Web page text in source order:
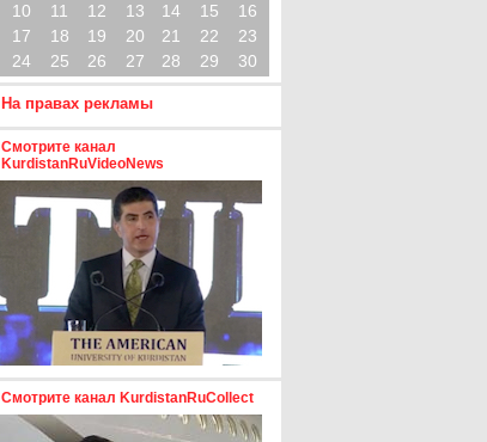
10
11 12 13 14 15
16
17
18 19 20 21 22
23
24
25 26 27 28 29 30
На правах рекламы
Смотрите канал
KurdistanRuVideoNews
Смотрите канал KurdistanRuCollect